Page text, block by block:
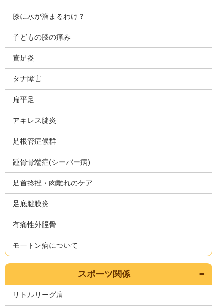
膝に水が溜まるわけ？
子どもの膝の痛み
鵞足炎
タナ障害
扁平足
アキレス腱炎
足根管症候群
踵骨骨端症(シーバー病)
足首捻挫・肉離れのケア
足底腱膜炎
有痛性外脛骨
モートン病について
スポーツ関係
リトルリーグ肩